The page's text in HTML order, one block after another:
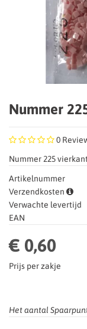
Nummer
0
Nummer 225
Artikelnummer
Verzendkosten
Verwachte levertijd
EAN
€ 0,60
Prijs per zakje
Het aantal